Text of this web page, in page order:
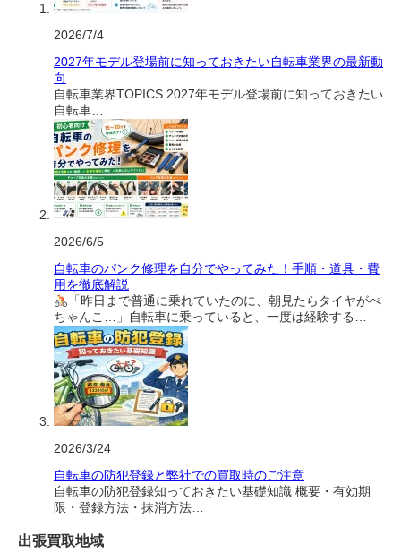
2026/7/4
2027年モデル登場前に知っておきたい自転車業界の最新動
向
自転車業界TOPICS 2027年モデル登場前に知っておきたい
自転車…
2026/6/5
自転車のパンク修理を自分でやってみた！手順・道具・費
用を徹底解説
「昨日まで普通に乗れていたのに、朝見たらタイヤがぺ
ちゃんこ…」自転車に乗っていると、一度は経験する…
2026/3/24
自転車の防犯登録と弊社での買取時のご注意
自転車の防犯登録知っておきたい基礎知識 概要・有効期
限・登録方法・抹消方法…
出張買取地域